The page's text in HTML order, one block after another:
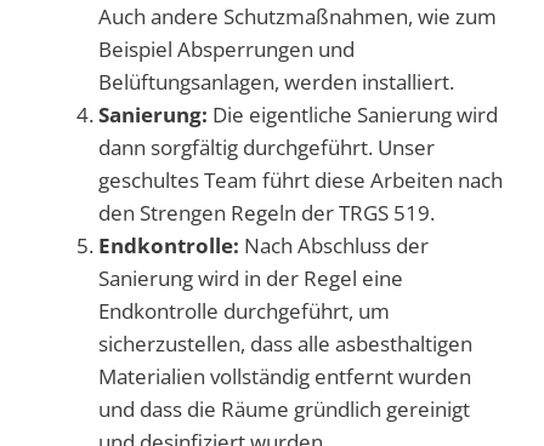
Auch andere Schutzmaßnahmen, wie zum
Beispiel Absperrungen und
Belüftungsanlagen, werden installiert.
Sanierung: Die eigentliche Sanierung wird
dann sorgfältig durchgeführt. Unser
geschultes Team führt diese Arbeiten nach
den Strengen Regeln der TRGS 519.
Endkontrolle: Nach Abschluss der
Sanierung wird in der Regel eine
Endkontrolle durchgeführt, um
sicherzustellen, dass alle asbesthaltigen
Materialien vollständig entfernt wurden
und dass die Räume gründlich gereinigt